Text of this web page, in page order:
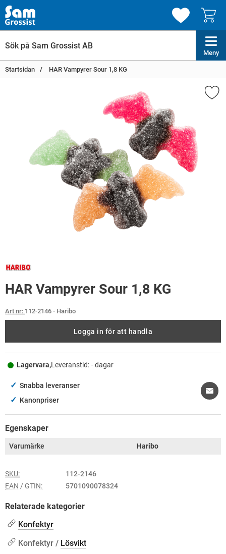
Meny
Startsidan HAR Vampyrer Sour 1,8 KG
HAR Vampyrer Sour 1,8 KG
Art nr: 112-2146 - Haribo
Logga in för att handla
Lagervara,Leveranstid: - dagar
✓ Snabba leveranser
✓ Kanonpriser
Egenskaper
Varumärke Haribo
SKU:
112-2146
EAN / GTIN:
5701090078324
Relaterade kategorier
Konfektyr
Konfektyr / Lösvikt